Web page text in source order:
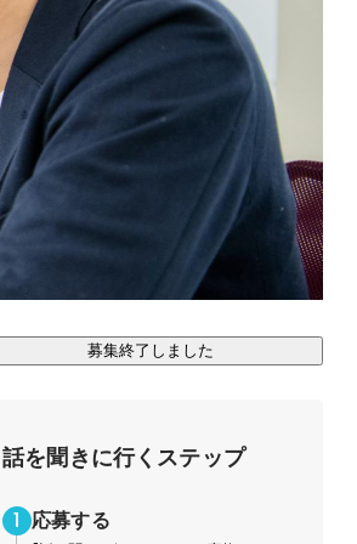
募集終了しました
話を聞きに行くステップ
応募する